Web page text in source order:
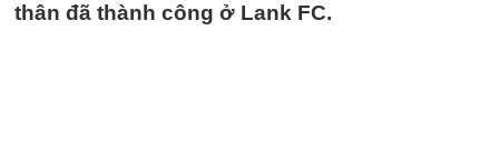
thân đã thành công ở Lank FC.